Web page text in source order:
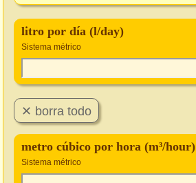
litro por día (l/day)
Sistema métrico
metro cúbico por hora (m³/hour)
Sistema métrico